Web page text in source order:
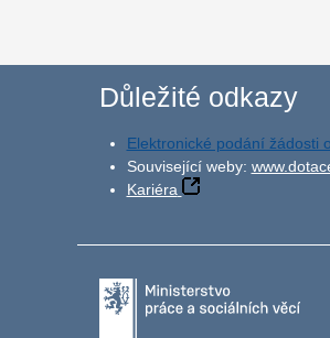
Důležité odkazy
Elektronické podání žádosti
Související weby:
Kariéra